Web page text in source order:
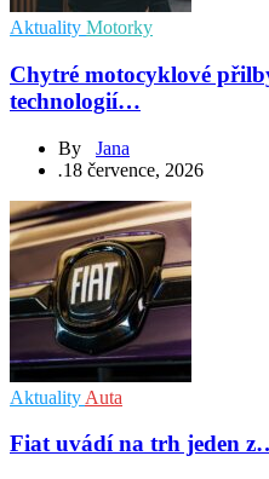
Aktuality Motorky
Chytré motocyklové
technologií…
By Jana
.18 července, 2026
Aktuality Auta
Fiat uvádí na trh jeden